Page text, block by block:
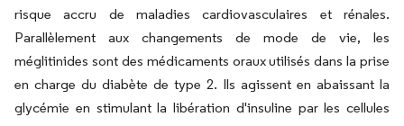
risque accru de maladies cardiovasculaires et rénales.
Parallèlement aux changements de mode de vie, les
méglitinides sont des médicaments oraux utilisés dans la prise
en charge du diabète de type 2. Ils agissent en abaissant la
glycémie en stimulant la libération d'insuline par les cellules